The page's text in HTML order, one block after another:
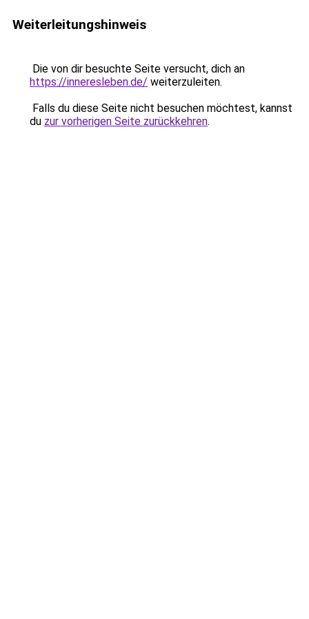
Weiterleitungshinweis
Die von dir besuchte Seite versucht, dich an
https://inneresleben.de/ weiterzuleiten.
Falls du diese Seite nicht besuchen möchtest, kannst
du zur vorherigen Seite zurückkehren.